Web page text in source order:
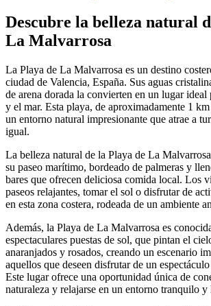
Descubre la belleza natural
La Malvarrosa
La Playa de La Malvarrosa es un destino
ciudad de Valencia, España. Sus aguas
de arena dorada la convierten en un lugar ideal
y el mar. Esta playa, de aproximadamente 1
un entorno natural impresionante que atrae a
igual.
La belleza natural de la Playa de La
su paseo marítimo, bordeado de palmeras y
bares que ofrecen deliciosa comida local. Los
paseos relajantes, tomar el sol o disfrutar de
en esta zona costera, rodeada de un ambiente
Además, la Playa de La Malvarrosa es
espectaculares puestas de sol, que pintan el
anaranjados y rosados, creando un escenario
aquellos que deseen disfrutar de un
Este lugar ofrece una oportunidad única de
naturaleza y relajarse en un entorno tranquilo y